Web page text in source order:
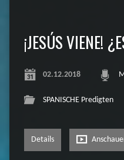
¡JESÚS VIENE!
02.12.2018
SPANISCHE Predigten
Details